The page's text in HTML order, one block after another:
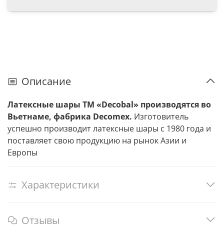
Описание
Латексные шары ТМ «Decobal» производятся во
Вьетнаме, фабрика Decomex. Изготовитель
успешно производит латексные шары с 1980 года и
поставляет свою продукцию на рынок Азии и
Европы
Характеристики
Отзывы